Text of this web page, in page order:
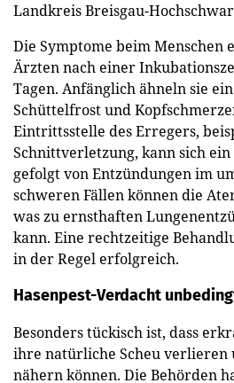
Landkreis Breisgau-
Die Symptome beim Menschen
Ärzten nach einer
Tagen. Anfänglich ähneln sie
Schüttelfrost und
Eintrittsstelle des Erregers,
Schnittverletzung, kann sich
gefolgt von Entzündungen im
schweren Fällen können die
was zu ernsthaften
kann. Eine rechtzeitige
in der Regel erfolgreich.
Hasenpest-Verdacht
Besonders tückisch ist, dass
ihre natürliche Scheu verlieren
nähern können. Die Behörden